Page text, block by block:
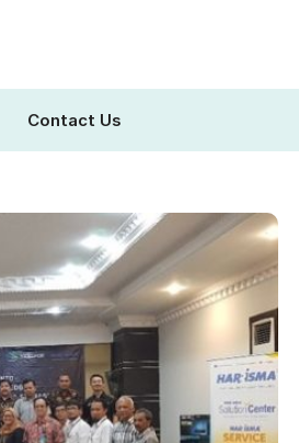
Contact Us